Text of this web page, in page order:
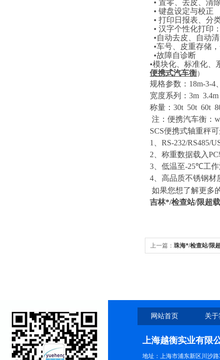
• 置零、去皮、清
• 键盘设定与校正
• 打印日报表、分
• 汉字个性化打印
•自动去皮、自动
•车号、皮重存储
•故障自诊断
•模块化、标准化
便携式汽车衡）
规格参数： 18m-3-4
宽度系列： 3m 3.4m
称量： 30t 50t 60t
注：便携汽车衡：
SCS便携式轴重秤
1
RS-232/RS485/
2 、称重数据载入PC
3 、低温至-25℃工
4 、高品质不锈钢
如果您想了解更多
吉林*/检查站/限超
上一篇： 珠海*/检查站/限
网站首页 关
上海越衡实业有限
地址：上海市浦东新区川沙路